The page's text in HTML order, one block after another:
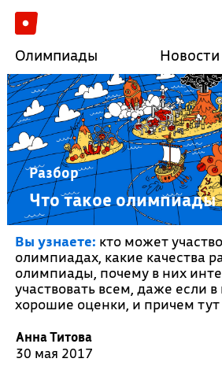
Олимпиады Новости
Разбор
Что такое олимпиады
Вы узнаете: кто может
олимпиадах, какие качества
олимпиады, почему в них
участвовать всем, даже если
хорошие оценки, и причем
Анна Титова
30 мая 2017